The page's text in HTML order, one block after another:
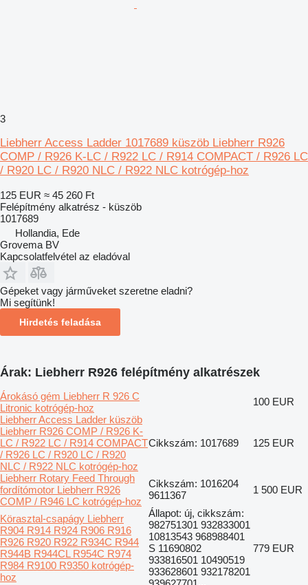
3
Liebherr Access Ladder 1017689 küszöb Liebherr R926
COMP / R926 K-LC / R922 LC / R914 COMPACT / R926 LC
/ R920 LC / R920 NLC / R922 NLC kotrógép-hoz
125 EUR ≈ 45 260 Ft
Felépítmény alkatrész - küszöb
1017689
Hollandia, Ede
Grovema BV
Kapcsolatfelvétel az eladóval
Gépeket vagy járműveket szeretne eladni?
Mi segítünk!
Hirdetés feladása
Árak: Liebherr R926 felépítmény alkatrészek
Árokásó gém Liebherr R 926 C
Litronic kotrógép-hoz
100 EUR
Liebherr Access Ladder küszöb
Liebherr R926 COMP / R926 K-
LC / R922 LC / R914 COMPACT
/ R926 LC / R920 LC / R920
NLC / R922 NLC kotrógép-hoz
Cikkszám: 1017689 125 EUR
Liebherr Rotary Feed Through
fordítómotor Liebherr R926
COMP / R946 LC kotrógép-hoz
Cikkszám: 1016204
9611367
1 500 EUR
Körasztal-csapágy Liebherr
R904 R914 R924 R906 R916
R926 R920 R922 R934C R944
R944B R944CL R954C R974
R984 R9100 R9350 kotrógép-
hoz
Állapot: új, cikkszám:
982751301 932833001
10813543 968988401
S 11690802
933816501 10490519
933628601 932178201
779 EUR